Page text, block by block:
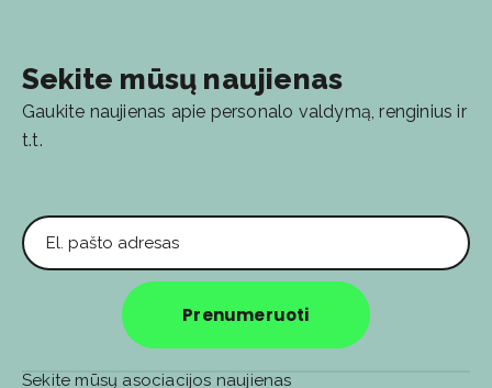
Sekite mūsų naujienas
Gaukite naujienas apie personalo valdymą, renginius ir
t.t.
Prenumeruoti
Sekite mūsų asociacijos naujienas